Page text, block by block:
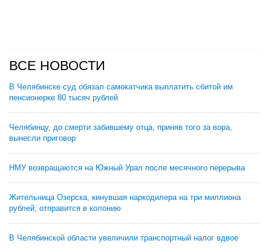
ВСЕ НОВОСТИ
В Челябинске суд обязал самокатчика выплатить сбитой им
пенсионерке 80 тысяч рублей
Челябинцу, до смерти забившему отца, приняв того за вора,
вынесли приговор
НМУ возвращаются на Южный Урал после месячного перерыва
Жительница Озерска, кинувшая наркодилера на три миллиона
рублей, отправится в колонию
В Челябинской области увеличили транспортный налог вдвое